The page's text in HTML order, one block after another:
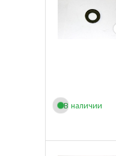
В наличии